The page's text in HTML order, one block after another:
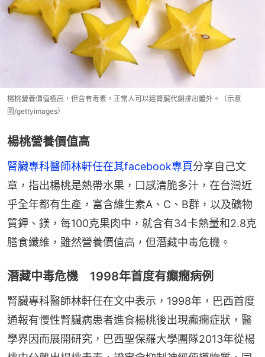
楊桃營養價值極高，但含有毒素，正常人可以經腎臟代謝排出體外。（示意
圖/gettyimages）
楊桃營養價值高
腎臟專科醫師林軒任在其facebook專頁分享自己文
章，指出楊桃是熱帶水果，口感清脆多汁，在台灣近
乎全年都有生產，富含維生素A、C、B群，以及礦物
質鉀、鎂，每100克果肉中，就含有34卡熱量和2.8克
膳食纖維，雖然營養價值高，但潛藏中毒危機。
潛藏中毒危機 1998年首度有癲癇病例
腎臟專科醫師林軒任在文中表示，1998年，巴西首度
通報有慢性腎臟病患者進食楊桃後出現癲癇症狀，醫
學界因而展開研究，巴西聖保羅大學團隊2013年從楊